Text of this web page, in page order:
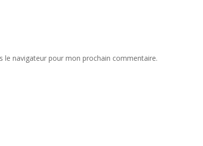
navigateur pour mon prochain commentaire.